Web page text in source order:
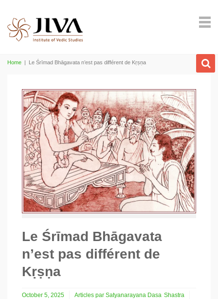
Home | Le Śrīmad Bhāgavata n’est pas différent de Kṛṣṇa
Le Śrīmad Bhāgavata
n’est pas différent de
Kṛṣṇa
October 5, 2025 Articles par Satyanarayana Dasa Shastra